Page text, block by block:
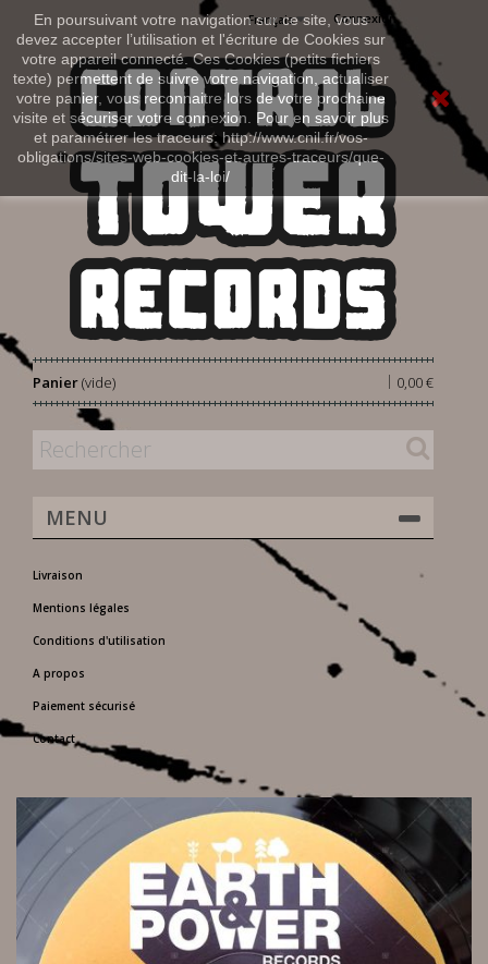
En poursuivant votre navigation sur ce site, vous
devez accepter l’utilisation et l'écriture de Cookies sur
votre appareil connecté. Ces Cookies (petits fichiers
texte) permettent de suivre votre navigation, actualiser
votre panier, vous reconnaitre lors de votre prochaine
visite et sécuriser votre connexion. Pour en savoir plus
et paramétrer les traceurs: http://www.cnil.fr/vos-
obligations/sites-web-cookies-et-autres-traceurs/que-
dit-la-loi/
Connexion
Français
Panier 0,00 €
|
(vide)
MENU
Livraison
Mentions légales
Conditions d'utilisation
A propos
Paiement sécurisé
Contact